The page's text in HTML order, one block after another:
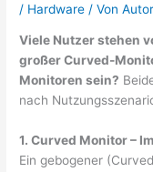
/ Hardware / VonAutor
Viele Nutzer stehen
großer Curved-
Monitoren sein?
nach
1. Curved Monitor –
Ein gebogener